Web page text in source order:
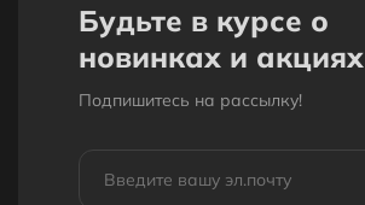
Будьте в курсе о
новинках и акциях
Подпишитесь на рассылкy!